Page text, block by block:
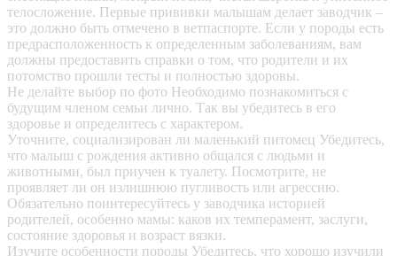
телосложение. Первые прививки малышам делает заводчик –
это должно быть отмечено в ветпаспорте. Если у породы есть
предрасположенность к определенным заболеваниям, вам
должны предоставить справки о том, что родители и их
потомство прошли тесты и полностью здоровы.
Не делайте выбор по фото Необходимо познакомиться с
будущим членом семьи лично. Так вы убедитесь в его
здоровье и определитесь с характером.
Уточните, социализирован ли маленький питомец Убедитесь,
что малыш с рождения активно общался с людьми и
животными, был приучен к туалету. Посмотрите, не
проявляет ли он излишнюю пугливость или агрессию.
Обязательно поинтересуйтесь у заводчика историей
родителей, особенно мамы: каков их темперамент, заслуги,
состояние здоровья и возраст вязки.
Изучите особенности породы Убедитесь, что хорошо изучили